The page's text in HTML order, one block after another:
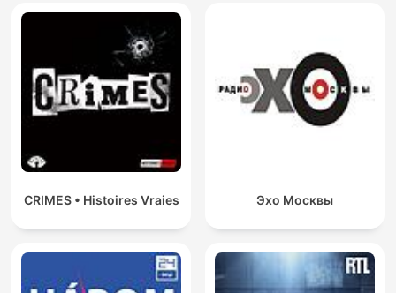
CRIMES • Histoires Vraies Эхо Москвы